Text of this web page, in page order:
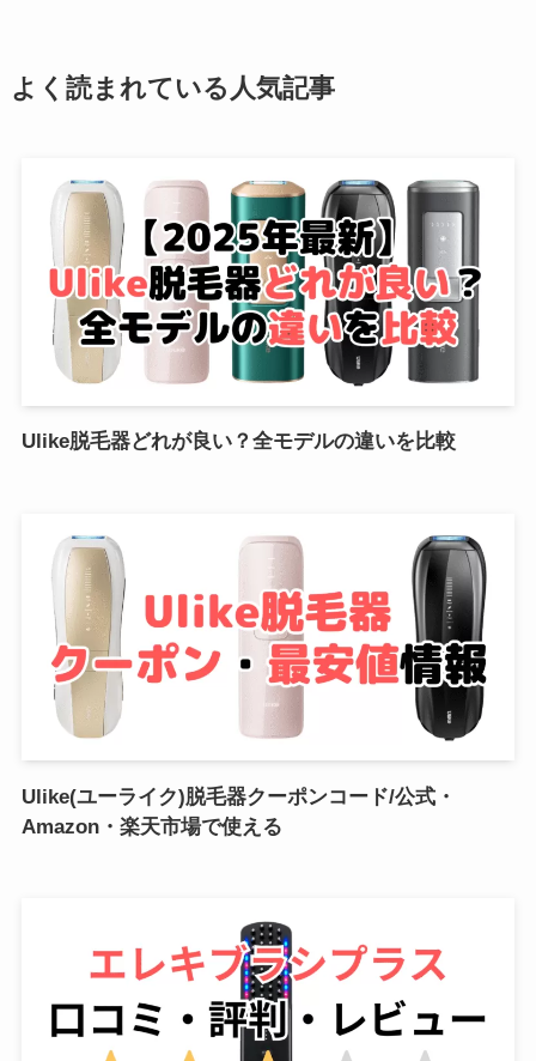
よく読まれている人気記事
Ulike脱毛器どれが良い？全モデルの違いを比較
Ulike(ユーライク)脱毛器クーポンコード/公式・
Amazon・楽天市場で使える